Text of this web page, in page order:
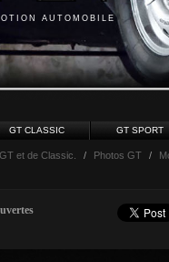
AUTOMOBILE
GT CLASSIC GT SPORT
et de Classic. / Photos GT /